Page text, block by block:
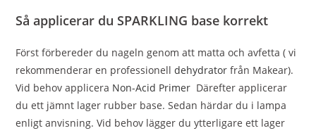
Så applicerar du SPARKLING base korrekt
Först förbereder du nageln genom att matta och avfetta ( vi
rekommenderar en professionelldehydrator från Makear).
Vid behov applicera Non-Acid Primer Därefter applicerar
du ett jämnt lager rubber base. Sedan härdar du i lampa
enligt anvisning. Vid behov lägger du ytterligare ett lager